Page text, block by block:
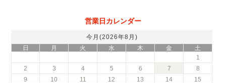
営業日カレンダー
今月(2026年8月)
日
月 火 水 木 金
土
1
2
3 4 5 6 7
8
9
10 11 12 13 14
15